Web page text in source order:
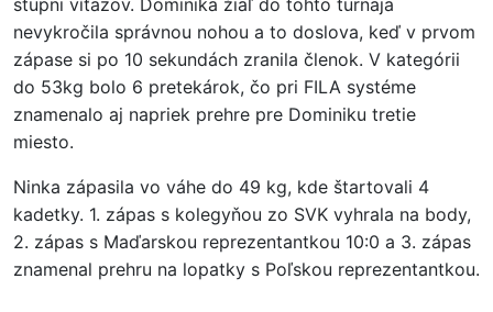
stupni víťazov. Dominika žiaľ do tohto turnaja
nevykročila správnou nohou a to doslova, keď v prvom
zápase si po 10 sekundách zranila členok. V kategórii
do 53kg bolo 6 pretekárok, čo pri FILA systéme
znamenalo aj napriek prehre pre Dominiku tretie
miesto.
Ninka zápasila vo váhe do 49 kg, kde štartovali 4
kadetky. 1. zápas s kolegyňou zo SVK vyhrala na body,
2. zápas s Maďarskou reprezentantkou 10:0 a 3. zápas
znamenal prehru na lopatky s Poľskou reprezentantkou.